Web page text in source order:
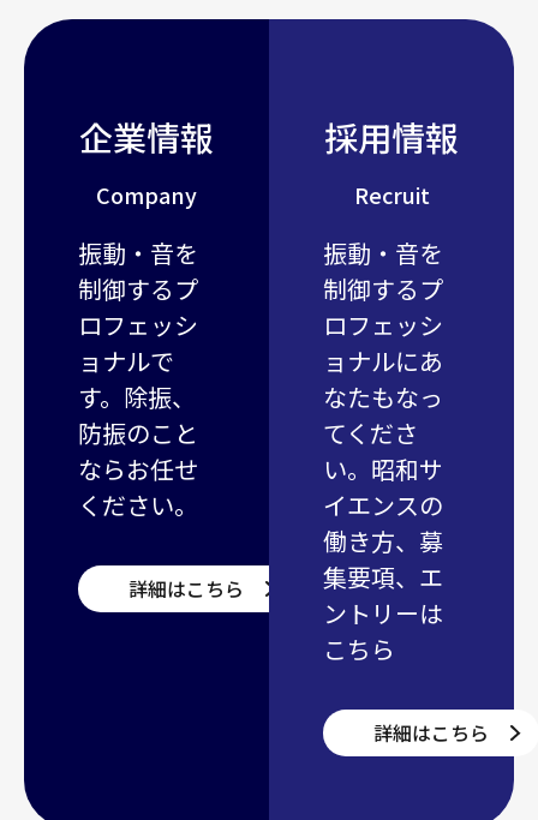
企業情報
Company
振動・音を
制御するプ
ロフェッシ
ョナルで
す。除振、
防振のこと
ならお任せ
ください。
詳細はこちら
採用情報
Recruit
振動・音を
制御するプ
ロフェッシ
ョナルにあ
なたもなっ
てくださ
い。昭和サ
イエンスの
働き方、募
集要項、エ
ントリーは
こちら
詳細はこちら